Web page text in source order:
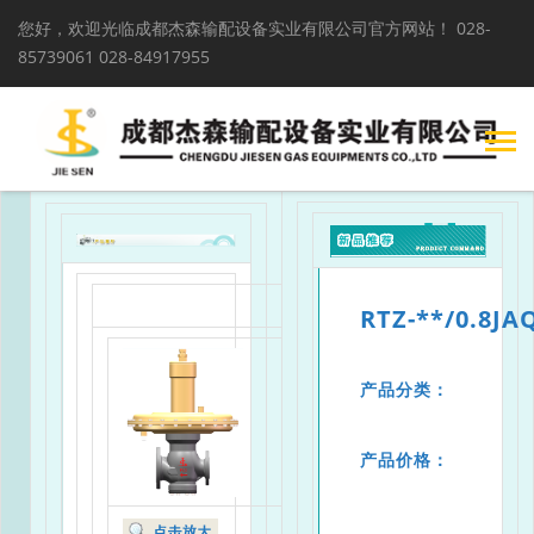
您好，欢迎光临成都杰森输配设备实业有限公司官方网站！ 028-
85739061 028-84917955
RTZ-**/
产品分类：
产品价格：